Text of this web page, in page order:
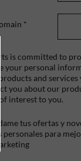
*
is committed to
your personal
and
you about our
of interest to you.
tus ofertas y
personales para